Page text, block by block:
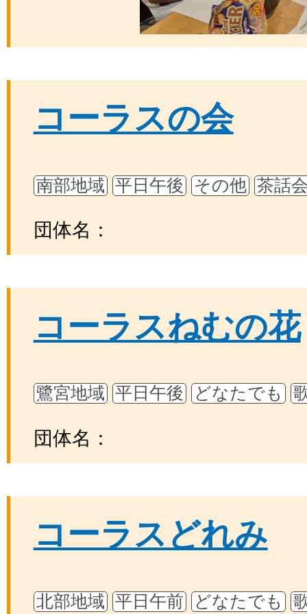
コーラスの会
南部地域 平日午後 その他 茶話
団体名：
コーラスねむの花
鷺宮地域 平日午後 どなたでも
団体名：
コーラスどれみ
北部地域 平日午前 どなたでも